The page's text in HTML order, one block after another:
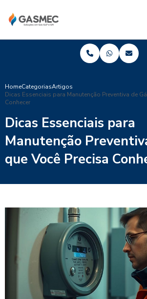
HomeCategoriasArtigos
Dicas Essenciais para Manutenção Preventiva de
Conhecer
Dicas Essenciais para
Manutenção
que Você Precisa